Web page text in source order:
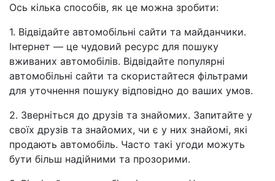
Ось кілька способів, як це можна зробити:
1. Відвідайте автомобільні сайти та майданчики.
Інтернет — це чудовий ресурс для пошуку
вживаних автомобілів. Відвідайте популярні
автомобільні сайти та скористайтеся фільтрами
для уточнення пошуку відповідно до ваших умов.
2. Зверніться до друзів та знайомих. Запитайте у
своїх друзів та знайомих, чи є у них знайомі, які
продають автомобіль. Часто такі угоди можуть
бути більш надійними та прозорими.